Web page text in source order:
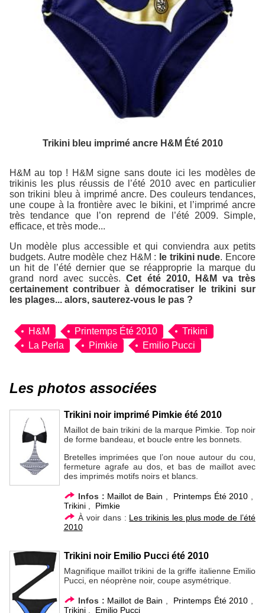
Trikini bleu imprimé ancre H&M Été 2010
H&M au top ! H&M signe sans doute ici les modèles de
trikinis les plus réussis de l’été 2010 avec en particulier
son trikini bleu à imprimé ancre. Des couleurs tendances,
une coupe à la frontière avec le bikini, et l’imprimé ancre
très tendance que l’on reprend de l’été 2009. Simple,
efficace, et très mode...
Un modèle plus accessible et qui conviendra aux petits
budgets. Autre modèle chez H&M : le trikini nude. Encore
un hit de l’été dernier que se réapproprie la marque du
grand nord avec succès.Cet été 2010, H&M va très
certainement contribuer à démocratiser le trikini sur
les plages... alors, sauterez-vous le pas ?
H&M Printemps Été 2010
Trikini
La Perla
Pimkie Emilio Pucci
Les photos associées
Trikini noir imprimé Pimkie été 2010
Maillot de bain trikini de la marque Pimkie. Top noir
de forme bandeau, et boucle entre les bonnets.
Bretelles imprimées que l’on noue autour du cou,
fermeture agrafe au dos, et bas de maillot avec
des imprimés motifs noirs et blancs.
Infos : Maillot de Bain , Printemps Été 2010 ,
Trikini, Pimkie
À voir dans : Les trikinis les plus mode de l’été
2010
Trikini noir Emilio Pucci été 2010
Magnifique maillot trikini de la griffe italienne Emilio
Pucci, en néoprène noir, coupe asymétrique.
Infos : Maillot de Bain Printemps Été 2010
Trikini, Emilio Pucci